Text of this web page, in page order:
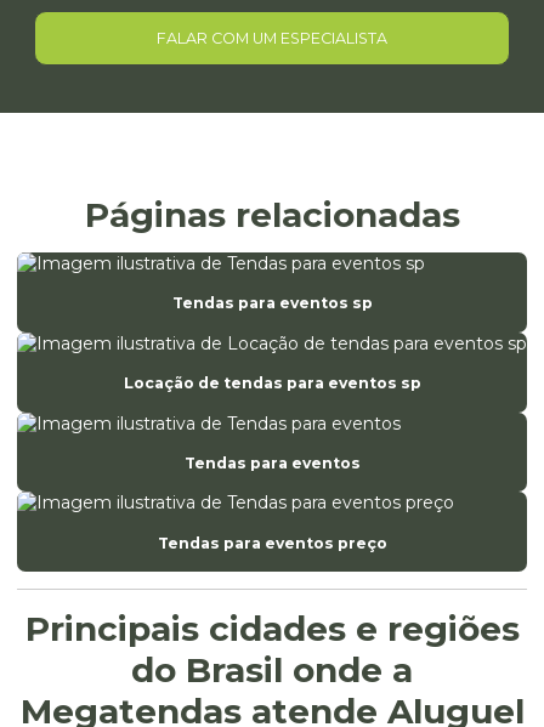
FALAR COM UM ESPECIALISTA
Páginas relacionadas
Tendas para eventos sp
Locação de tendas para eventos sp
Tendas para eventos
Tendas para eventos preço
Principais cidades e regiões
do Brasil onde a
Megatendas atende Aluguel